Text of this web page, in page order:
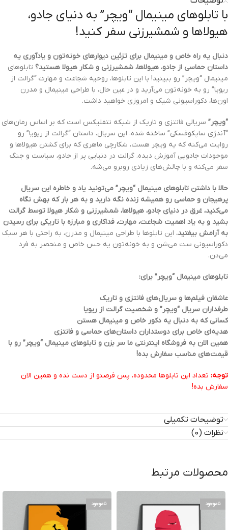
با تابلوهای مینیمال “ویچر” به دنیای جادو،
هیولاها و شمشیرزنی سفر کنید!
دنبال یه راه خاص و مینیمال برای تزئین دیوارهای خونه‌تون و یادآوری یه
داستان حماسی از جادو، هیولاها، شمشیرزنی و شکار هیولا هستید؟ تابلوهای
مینیمال “ویچر” رو ببینید! با این تابلوها، روحیه شجاعت و مهارت “گرالت از
ریویا” رو به خونه‌تون می‌آرید و در عین حال، با طراحی مینیمال و مدرن
اون‌ها، دکوراسیونی شیک و امروزی خواهید داشت.
“ویچر” سریالی فانتزی و تاریک از شبکه نتفلیکس است که بر اساس رمان‌های
“آندژی ساپکوفسکی” ساخته شده. این سریال، داستان “گرالت از ریویا” رو
روایت می‌کنه که یه ویچر هست، شکارچی ماهری که برای کشتن هیولاها و
موجودات جادویی آموزش دیده. گرالت در دنیایی پر از جادو، سیاست و جنگ
سفر می‌کنه و با چالش‌های زیادی روبرو می‌شه.
حالا با داشتن تابلوهای مینیمال “ویچر” می‌تونید یاد و خاطره این سریال
پرهیجان و حماسی رو همیشه زنده نگه دارید و به هر بار که بهش نگاه
می‌کنید، غرق در دنیای جادو، هیولاها، شمشیرزنی و شکار هیولا توسط گرالت
بشید و به یاد اهمیت شجاعت، مهارت، فداکاری و مبارزه با تاریکی برای رسیدن
به آرامش بیفتید. این تابلوها با طراحی مینیمال و مدرن، به راحتی با هر سبک
دکوراسیونی ست می‌شن و به خونه‌تون یه حس خاص و منحصر به فرد
می‌دن.
تابلوهای مینیمال “ویچر” برای:
عاشقان فیلم‌ها و سریال‌های فانتزی و تاریک
طرفداران سریال “ویچر” و شخصیت گرالت از ریویا
کسانی که به دنبال یه دکور خاص و مینیمال هستن
هدیه‌ای خاص برای دوستداران داستان‌های حماسی و فانتزی
همین الان به فروشگاه اینترنتی ما سر بزن و تابلوهای مینیمال “ویچر” رو با
قیمت‌های مناسب سفارش بده!
توجه: تعداد این تابلوها محدوده، پس فرصتو از دست نده و همین الان
سفارش بده!
توضیحات تکمیلی
نظرات (0)
محصولات مرتبط
ناموجود ناموجود